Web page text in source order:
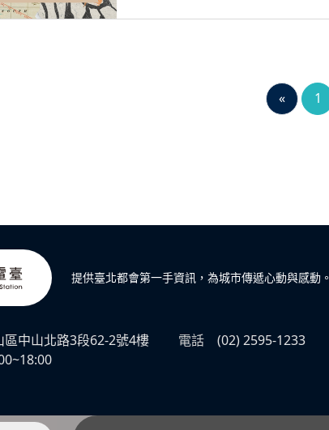
« 1
提供臺北都會第一手資訊，為城市傳遞心動與感動。
中山北路3段62-2號4樓 電話 (02) 2595-1233